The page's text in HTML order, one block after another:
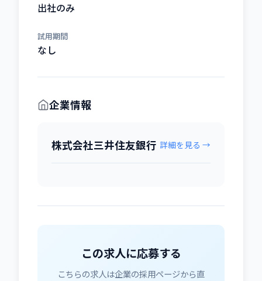
出社のみ
試用期間
なし
企業情報
株式会社三井住友銀行 詳細を見る →
この求人に応募する
こちらの求人は企業の採用ページから直